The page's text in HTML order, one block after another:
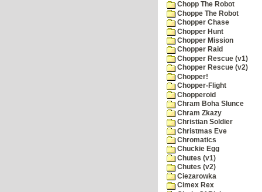
Chopp The Robot
Choppe The Robot
Chopper Chase
Chopper Hunt
Chopper Mission
Chopper Raid
Chopper Rescue (v1)
Chopper Rescue (v2)
Chopper!
Chopper-Flight
Chopperoid
Chram Boha Slunce
Chram Zkazy
Christian Soldier
Christmas Eve
Chromatics
Chuckie Egg
Chutes (v1)
Chutes (v2)
Ciezarowka
Cimex Rex